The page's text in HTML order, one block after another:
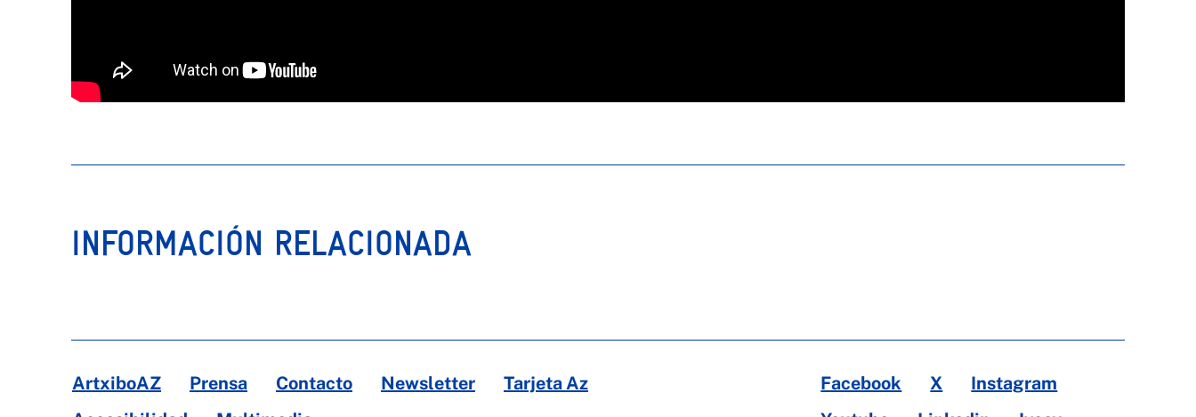
INFORMACIÓN RELACIONADA
ArtxiboAZ Prensa Contacto Newsletter
Tarjeta Az
Facebook X
Instagram